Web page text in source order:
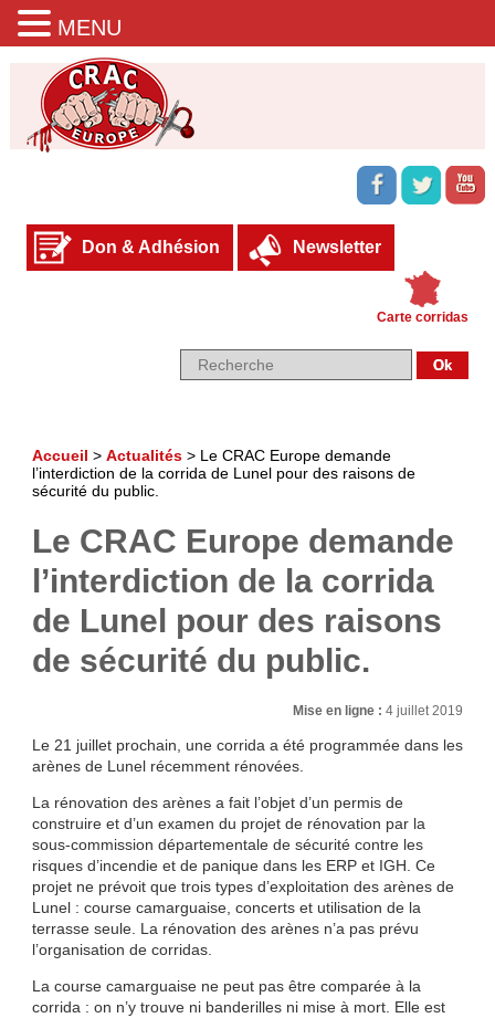
Don & Adhésion Newsletter
Carte corridas
Accueil > Actualités> Le CRAC Europe demande
l’interdiction de la corrida de Lunel pour des raisons de
sécurité du public.
Le CRAC Europe demande
l’interdiction de la corrida
de Lunel pour des raisons
de sécurité du public.
Mise en ligne :4 juillet 2019
Le 21 juillet prochain, une corrida a été programmée dans les
arènes de Lunel récemment rénovées.
La rénovation des arènes a fait l’objet d’un permis de
construire et d’un examen du projet de rénovation par la
sous-commission départementale de sécurité contre les
risques d’incendie et de panique dans les ERP et IGH. Ce
projet ne prévoit que trois types d’exploitation des arènes de
Lunel : course camarguaise, concerts et utilisation de la
terrasse seule. La rénovation des arènes n’a pas prévu
l’organisation de corridas.
La course camarguaise ne peut pas être comparée à la
corrida : on n’y trouve ni banderilles ni mise à mort. Elle est
MENU